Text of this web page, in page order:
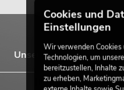
Unsere Marken
Cookies und
Einstellungen
Wir verwenden Cookies
Technologien, um
bereitzustellen, Inhalte
zu erheben,